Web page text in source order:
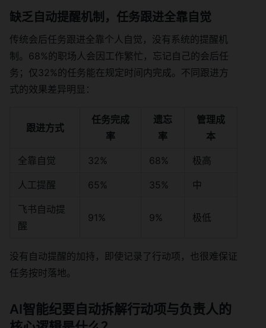
缺乏自动提醒机制，任务跟进全靠自觉
传统会后任务跟进全靠个人自觉，没有系统的提醒机
制。68%的职场人会因工作繁忙，忘记自己的会后任
务；仅32%的任务能在规定时间内完成。不同跟进方
式的效果差异明显：
跟进方式
任务完成
率
遗忘
率
管理成
本
全靠自觉 32% 68% 极高
人工提醒 65% 35% 中
飞书自动提
醒
91% 9% 极低
没有自动提醒的加持，即使记录了行动项，也很难保证
任务按时落地。
AI智能纪要自动拆解行动项与负责人的